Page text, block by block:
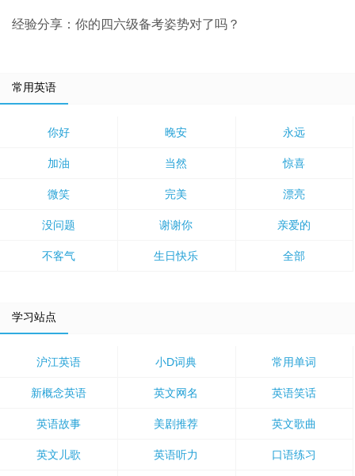
经验分享：你的四六级备考姿势对了吗？
常用英语
你好 晚安 永远
加油 当然 惊喜
微笑 完美 漂亮
没问题 谢谢你 亲爱的
不客气 生日快乐 全部
学习站点
沪江英语 小D词典 常用单词
新概念英语 英文网名 英语笑话
英语故事 美剧推荐 英文歌曲
英文儿歌 英语听力 口语练习